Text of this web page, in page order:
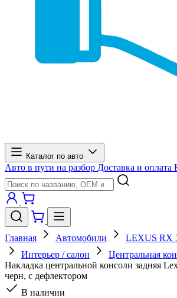
Каталог по авто
Авто в пути на разбор Доставка и оплата
Главная Автомобили
LEXUS RX
Интерьер / салон
Центральная
Накладка центральной консоли задняя
черн, с дефлектором
В наличии